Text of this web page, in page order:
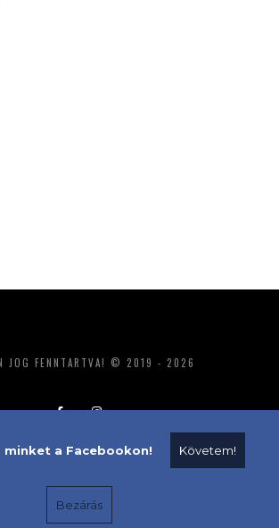
JOG FENNTARTVA! © 2019 - 2026
IMPRESSZUM MÉDIAAJÁNLAT
minket a Facebookon! Követem!
Bezárás